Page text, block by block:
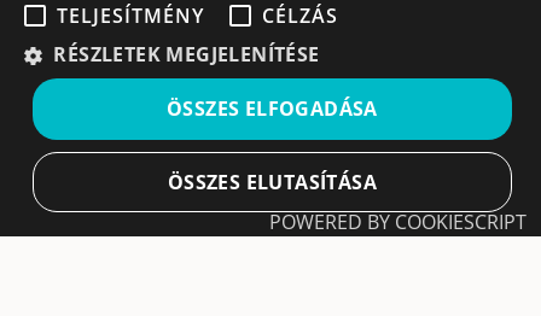
Iratkozz fel hírlevelünkre!
Ne hagyd ki a lehetőséget, hogy naprakész maradj a
legfontosabb üzleti információkkal! A feliratkozás
TELJESÍTMÉNY
CÉLZÁS
RÉSZLETEK MEGJELENÍTÉSE
ÖSSZES ELFOGADÁSA
ÖSSZES ELUTASÍTÁSA
POWERED BY COOKIESCRIPT